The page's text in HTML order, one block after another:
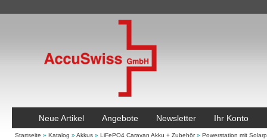
Neue Artikel Angebote Newsletter Ihr Konto
Startseite » Katalog » Akkus » LiFePO4 Caravan Akku + Zubehör» Powerstation mit